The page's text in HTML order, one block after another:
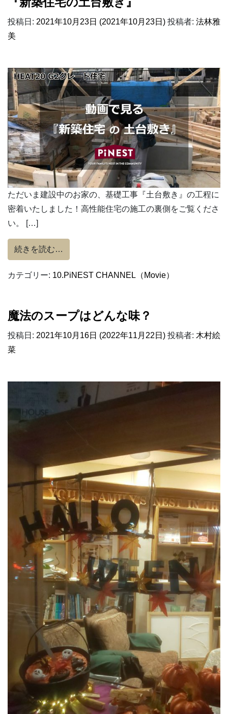
投稿日: 2021年10月23日 (2021年10月23日) 投稿者: 法林雅
美
ただいま建設中のお家の、基礎工事『土台敷き』の工程に
密着いたしました！高性能住宅の施工の裏側をご覧くださ
い。 […]
続きを読む…
カテゴリー: 10.PiNEST CHANNEL（Movie）
魔法のスープはどんな味？
投稿日: 2021年10月16日 (2022年11月22日) 投稿者: 木村絵
菜